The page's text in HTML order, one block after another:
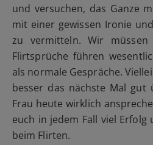
und versuchen, das Ganze
mit einer gewissen Ironie
zu vermitteln. Wir müssen
Flirtsprüche führen
als normale Gespräche.
besser das nächste Mal gut
Frau heute wirklich
euch in jedem Fall viel Erfolg
beim Flirten.